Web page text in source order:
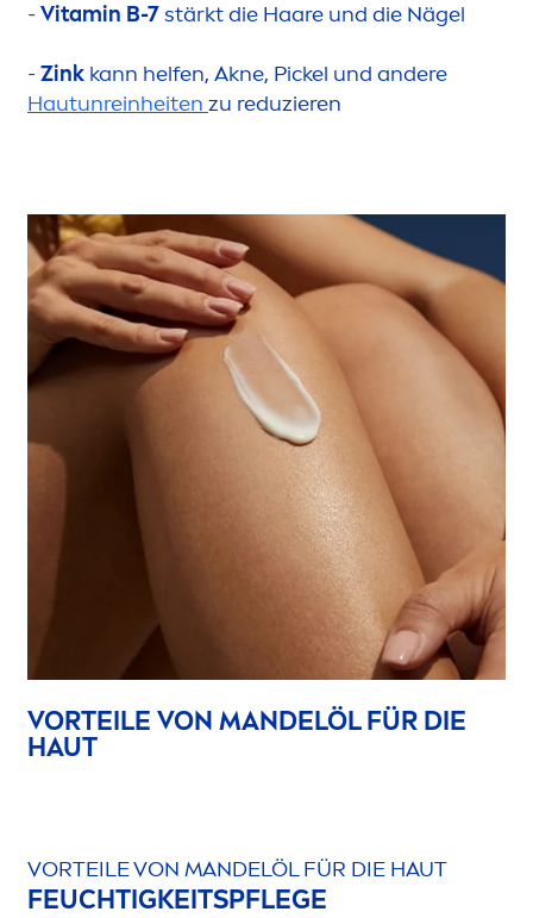
- Vitamin B-7stärkt die Haare und die Nägel
- Zink kann helfen, Akne, Pickel und andere
Hautunreinheiten zu reduzieren
VORTEILE VON MANDELÖL FÜR DIE
HAUT
VORTEILE VON MANDELÖL FÜR DIE HAUT
FEUCHTIGKEITSPFLEGE